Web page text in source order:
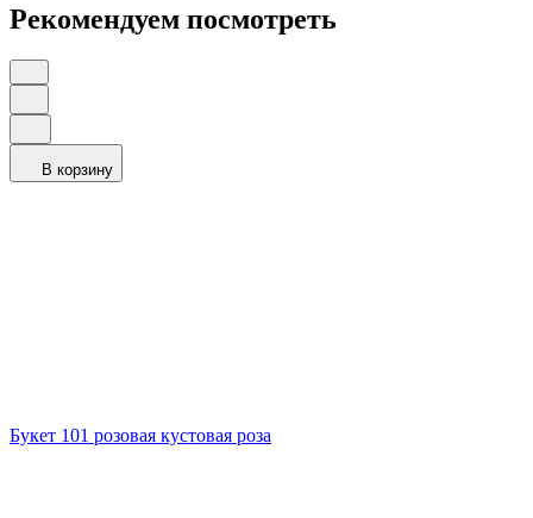
Рекомендуем посмотреть
В корзину
Букет 101 розовая кустовая роза